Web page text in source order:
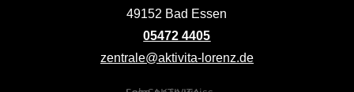
49152 Bad Essen
05472 4405
zentrale@aktivita-lorenz.de